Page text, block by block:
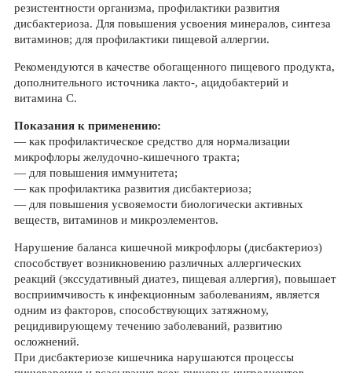
резистентности организма, профилактики развития
дисбактериоза. Для повышения усвоения минералов, синтеза
витаминов; для профилактики пищевой аллергии.
Рекомендуются в качестве обогащенного пищевого продукта,
дополнительного источника лакто-, ацидобактерий и
витамина С.
Показания к применению:
— как профилактическое средство для нормализации
микрофлоры желудочно-кишечного тракта;
— для повышения иммунитета;
— как профилактика развития дисбактериоза;
— для повышения усвояемости биологически активных
веществ, витаминов и микроэлементов.
Нарушение баланса кишечной микрофлоры (дисбактериоз)
способствует возникновению различных аллергических
реакций (экссудативный диатез, пищевая аллергия), повышает
восприимчивость к инфекционным заболеваниям, является
одним из факторов, способствующих затяжному,
рецидивирующему течению заболеваний, развитию
осложнений.
При дисбактериозе кишечника нарушаются процессы